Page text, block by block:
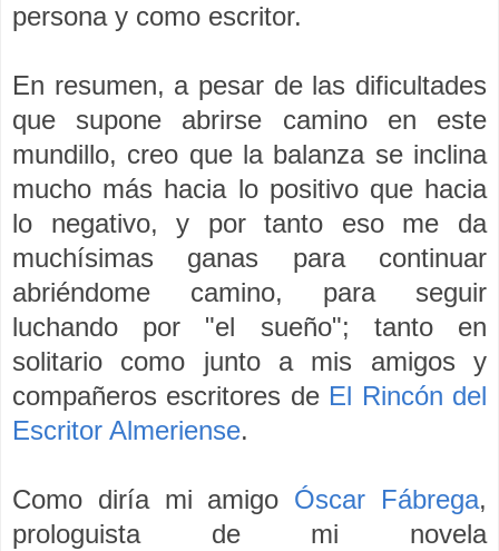
persona y como escritor.
En resumen, a pesar de las dificultades
que supone abrirse camino en este
mundillo, creo que la balanza se inclina
mucho más hacia lo positivo que hacia
lo negativo, y por tanto eso me da
muchísimas ganas para continuar
abriéndome camino, para seguir
luchando por "el sueño"; tanto en
solitario como junto a mis amigos y
compañeros escritores de El Rincón del
Escritor Almeriense.
Como diría mi amigo Óscar Fábrega,
prologuista de mi novela